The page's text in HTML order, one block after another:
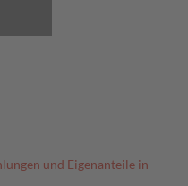
und Eigenanteile in